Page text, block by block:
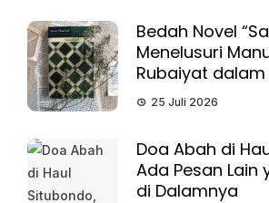
Bedah Novel
Menelusuri
Rubaiyat
25 Juli 2026
Doa Abah di
Ada Pesan Lain
di Dalamnya